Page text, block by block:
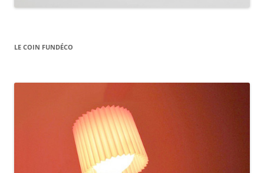
LE COIN FUNDÉCO